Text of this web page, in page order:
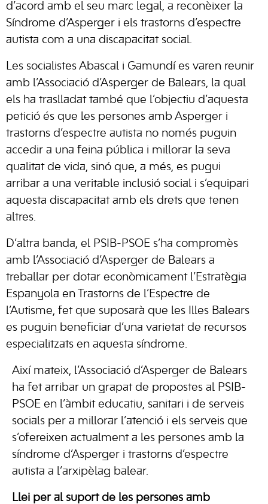
d’acord amb el seu marc legal, a reconèixer la
Síndrome d’Asperger i els trastorns d’espectre
autista com a una discapacitat social.
Les socialistes Abascal i Gamundí es varen reunir
amb l’Associació d’Asperger de Balears, la qual
els ha traslladat també que l’objectiu d’aquesta
petició és que les persones amb Asperger i
trastorns d’espectre autista no només puguin
accedir a una feina pública i millorar la seva
qualitat de vida, sinó que, a més, es pugui
arribar a una veritable inclusió social i s’equipari
aquesta discapacitat amb els drets que tenen
altres.
D’altra banda, el PSIB-PSOE s’ha compromès
amb l’Associació d’Asperger de Balears a
treballar per dotar econòmicament l’Estratègia
Espanyola en Trastorns de l’Espectre de
l’Autisme, fet que suposarà que les Illes Balears
es puguin beneficiar d’una varietat de recursos
especialitzats en aquesta síndrome.
Així mateix, l’Associació d’Asperger de Balears
ha fet arribar un grapat de propostes al PSIB-
PSOE en l’àmbit educatiu, sanitari i de serveis
socials per a millorar l’atenció i els serveis que
s’ofereixen actualment a les persones amb la
síndrome d’Asperger i trastorns d’espectre
autista a l’arxipèlag balear.
Llei per al suport de les persones amb